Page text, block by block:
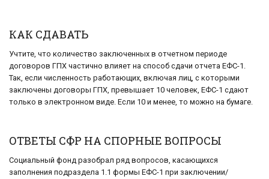
КАК СДАВАТЬ
Учтите, что количество заключенных в отчетном периоде
договоров ГПХ частично влияет на способ сдачи отчета ЕФС-1.
Так, если численность работающих, включая лиц, с которыми
заключены договоры ГПХ, превышает 10 человек, ЕФС-1 сдают
только в электронном виде. Если 10 и менее, то можно на бумаге.
ОТВЕТЫ СФР НА СПОРНЫЕ ВОПРОСЫ
Социальный фонд разобрал ряд вопросов, касающихся
заполнения подраздела 1.1 формы ЕФС-1 при заключении/